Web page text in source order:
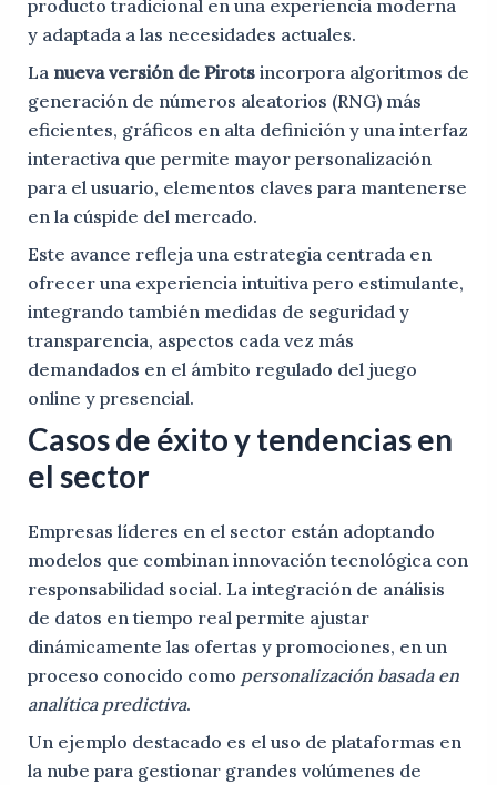
producto tradicional en una experiencia moderna
y adaptada a las necesidades actuales.
La nueva versión de Pirotsincorpora algoritmos de
generación de números aleatorios (RNG) más
eficientes, gráficos en alta definición y una interfaz
interactiva que permite mayor personalización
para el usuario, elementos claves para mantenerse
en la cúspide del mercado.
Este avance refleja una estrategia centrada en
ofrecer una experiencia intuitiva pero estimulante,
integrando también medidas de seguridad y
transparencia, aspectos cada vez más
demandados en el ámbito regulado del juego
online y presencial.
Casos de éxito y tendencias en
el sector
Empresas líderes en el sector están adoptando
modelos que combinan innovación tecnológica con
responsabilidad social. La integración de análisis
de datos en tiempo real permite ajustar
dinámicamente las ofertas y promociones, en un
proceso conocido como personalización basada en
analítica predictiva.
Un ejemplo destacado es el uso de plataformas en
la nube para gestionar grandes volúmenes de